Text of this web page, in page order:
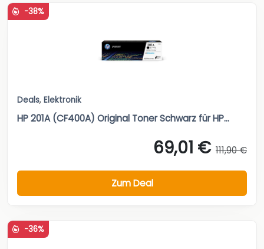
-38%
Deals, Elektronik
HP 201A (CF400A) Original Toner Schwarz für HP...
69,01 € 111,90 €
Zum Deal
-36%